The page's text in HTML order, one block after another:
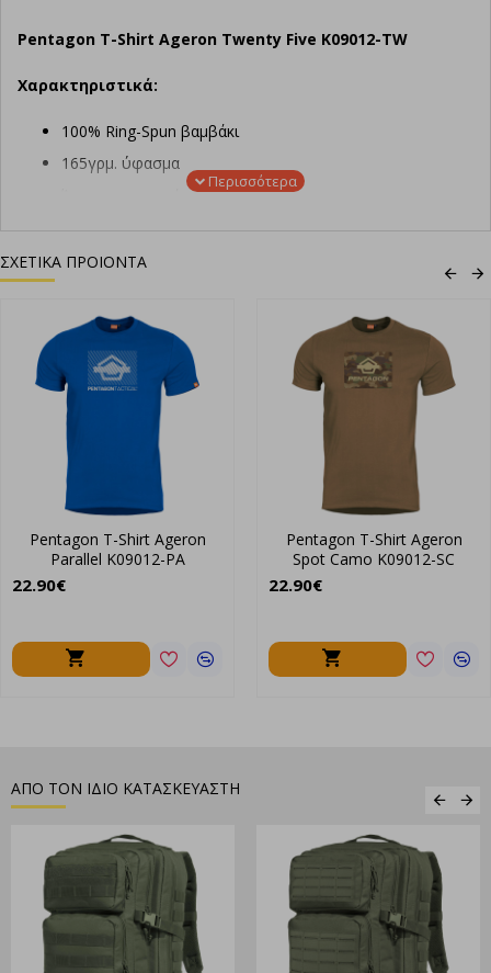
Pentagon T-Shirt Ageron Twenty Five K09012-TW
Χαρακτηριστικά:
100% Ring-Spun βαμβάκι
165γρμ. ύφασμα
Ύφασμα που στεγνώνει γρήγορα
ΣΧΕΤΙΚΑ ΠΡΟΙΟΝΤΑ
Pentagon T-Shirt Ageron
Parallel K09012-PA
22.90€
Pentagon T-Shirt Ageron
Spot Camo K09012-SC
22.90€
ΑΠΟ ΤΟΝ ΙΔΙΟ ΚΑΤΑΣΚΕΥΑΣΤΗ